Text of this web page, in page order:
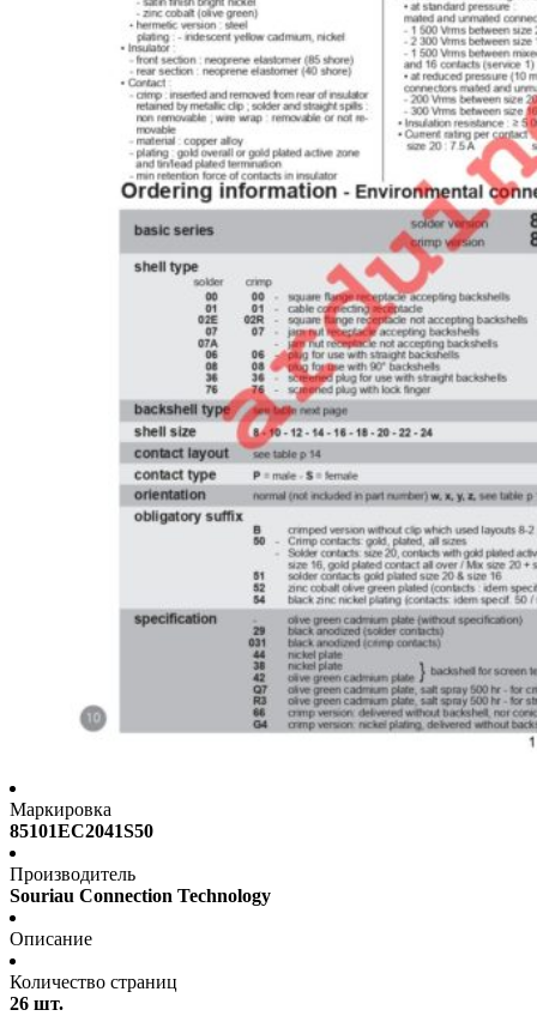
Маркировка
85101EC2041S50
Производитель
Souriau Connection Technology
Описание
Количество страниц
26 шт.